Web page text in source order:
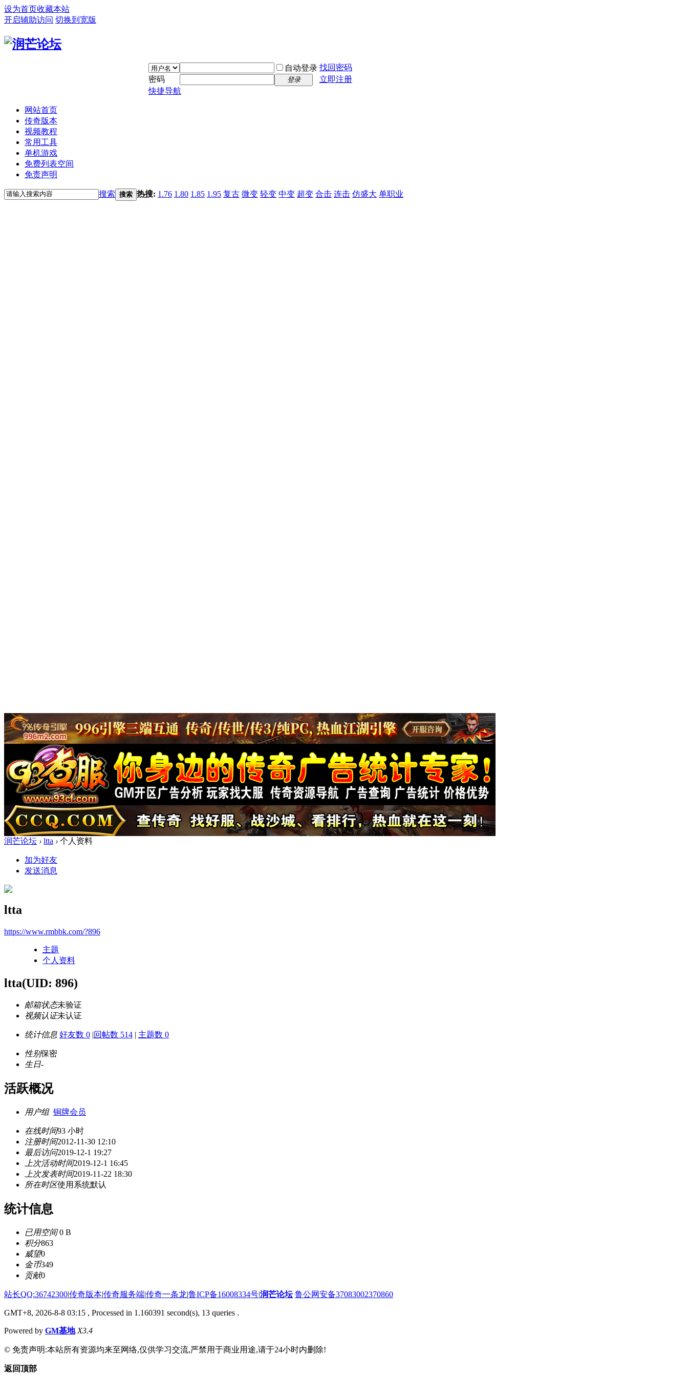
设为首页收藏本站
开启辅助访问 切换到宽版
自动登录 找回密码
密码
登录
立即注册
快捷导航
网站首页
传奇版本
视频教程
常用工具
单机游戏
免费列表空间
免责声明
搜索 搜索 热搜: 1.76 1.80 1.85 1.95 复古 微变 轻变 中变 超变 合击 连击 仿盛大 单职业
润芒论坛 › ltta › 个人资料
加为好友
发送消息
ltta
https://www.rmbbk.com/?896
主题
个人资料
ltta(UID: 896)
邮箱状态未验证
视频认证未认证
统计信息 好友数 0 |回帖数 514 | 主题数 0
性别保密
生日-
活跃概况
用户组 铜牌会员
在线时间93 小时
注册时间2012-11-30 12:10
最后访问2019-12-1 19:27
上次活动时间2019-12-1 16:45
上次发表时间2019-11-22 18:30
所在时区使用系统默认
统计信息
已用空间0 B
积分863
威望0
金币349
贡献0
站长QQ:36742300|传奇版本|传奇服务端|传奇一条龙|鲁ICP备16008334号|润芒论坛 鲁公网安备37083002370860
GMT+8, 2026-8-8 03:15 , Processed in 1.160391 second(s), 13 queries .
Powered by GM基地 X3.4
© 免责声明:本站所有资源均来至网络,仅供学习交流,严禁用于商业用途,请于24小时内删除!
返回顶部